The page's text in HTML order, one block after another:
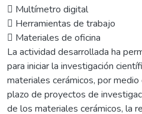
􀂃 Multímetro digital
􀂃 Herramientas de trabajo
􀂃 Materiales de oficina
La actividad desarrollada ha
para iniciar la investigación
materiales cerámicos, por
plazo de proyectos de
de los materiales cerámicos, la